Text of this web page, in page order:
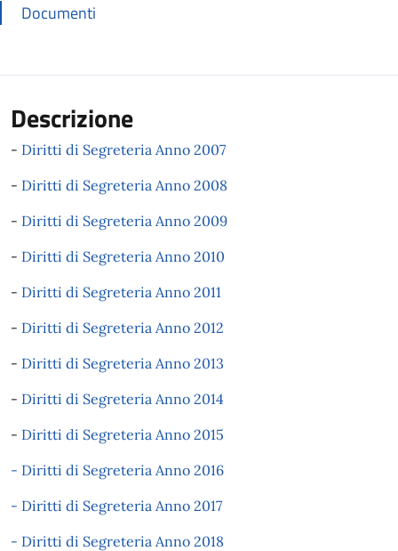
Documenti
Descrizione
- Diritti di Segreteria Anno 2007
- Diritti di Segreteria Anno 2008
- Diritti di Segreteria Anno 2009
- Diritti di Segreteria Anno 2010
- Diritti di Segreteria Anno 2011
- Diritti di Segreteria Anno 2012
- Diritti di Segreteria Anno 2013
- Diritti di Segreteria Anno 2014
- Diritti di Segreteria Anno 2015
- Diritti di Segreteria Anno 2016
- Diritti di Segreteria Anno 2017
- Diritti di Segreteria Anno 2018